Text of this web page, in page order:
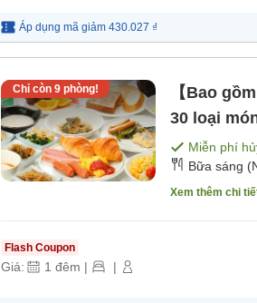
Áp dụng mã giảm 430.027 ₫
Chỉ còn 9phòng!
【Bao
30 loại
Miễn phí
Bữa sáng
Xem thêm chi
Flash Coupon
Giá: 1 đêm | |